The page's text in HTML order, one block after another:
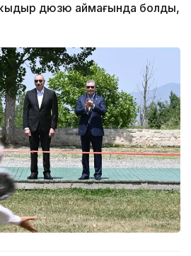
дюзю аймағында болды,